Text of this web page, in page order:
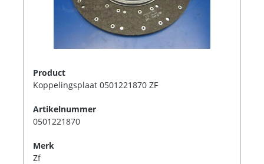
Product
Koppelingsplaat 0501221870 ZF
Artikelnummer
0501221870
Merk
Zf